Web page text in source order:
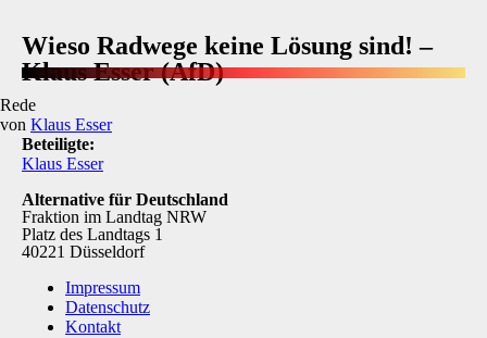
Wieso Radwege keine Lösung sind! –
Klaus Esser (AfD)
Rede
von Klaus Esser
Beteiligte:
Klaus Esser
Alternative für Deutschland
Fraktion im Landtag NRW
Platz des Landtags 1
40221 Düsseldorf
Impressum
Datenschutz
Kontakt